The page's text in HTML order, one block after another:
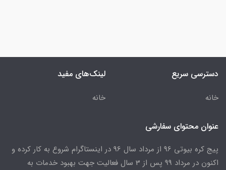
دسترسی سریع
خانه
لینک‌های مفید
خانه
عنوان محتوای سفارشی
پیج کره بیوتی 96 از مرداد سال 96 در اینستاگرام شروع به کار کرده و
اکنون در مرداد 99 پس از 3 سال فعالیت جهت بهبود خدمات به